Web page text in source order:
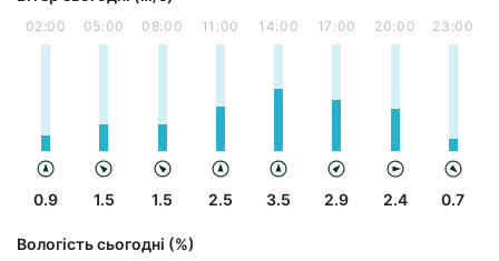
02:00
0.9
05:00
1.5
08:00
1.5
11:00
2.5
14:00
3.5
17:00
2.9
20:00
2.4
23:00
0.7
Вологість сьогодні (%)